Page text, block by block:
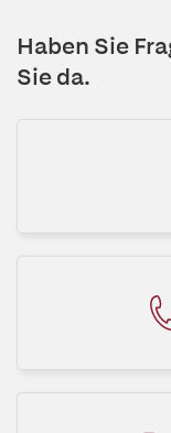
Haben Sie
Sie da.